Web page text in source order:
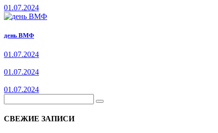
01.07.2024
день ВМФ
01.07.2024
01.07.2024
01.07.2024
СВЕЖИЕ ЗАПИСИ